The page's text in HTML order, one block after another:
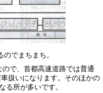
でまちまち。
で、首都高速道路では普通
扱いになります。そのほかの
る所が多いです。